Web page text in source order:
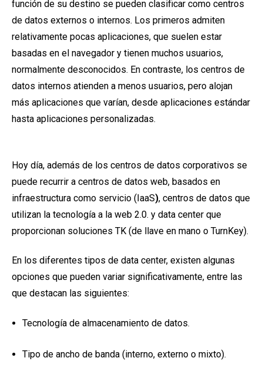
función de su destino se pueden clasificar como centros
de datos externos o internos. Los primeros admiten
relativamente pocas aplicaciones, que suelen estar
basadas en el navegador y tienen muchos usuarios,
normalmente desconocidos. En contraste, los centros de
datos internos atienden a menos usuarios, pero alojan
más aplicaciones que varían, desde aplicaciones estándar
hasta aplicaciones personalizadas.
Hoy día, además de los centros de datos corporativos se
puede recurrir a centros de datos web, basados en
infraestructura como servicio (IaaS), centros de datos que
utilizan la tecnología a la web 2.0. y data center que
proporcionan soluciones TK (de llave en mano o TurnKey).
En los diferentes tipos de data center, existen algunas
opciones que pueden variar significativamente, entre las
que destacan las siguientes:
Tecnología de almacenamiento de datos.
Tipo de ancho de banda (interno, externo o mixto).